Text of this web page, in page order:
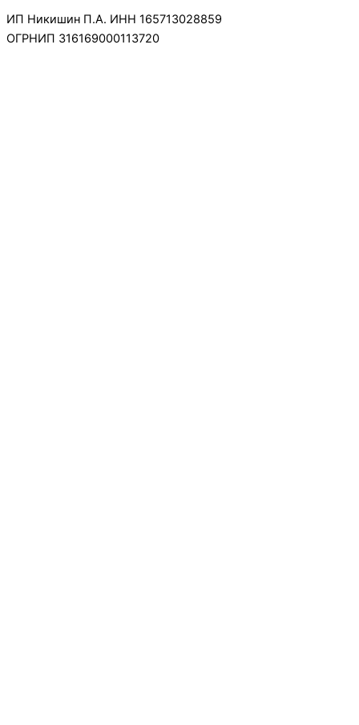
ИП Никишин П.А. ИНН 165713028859
ОГРНИП 316169000113720